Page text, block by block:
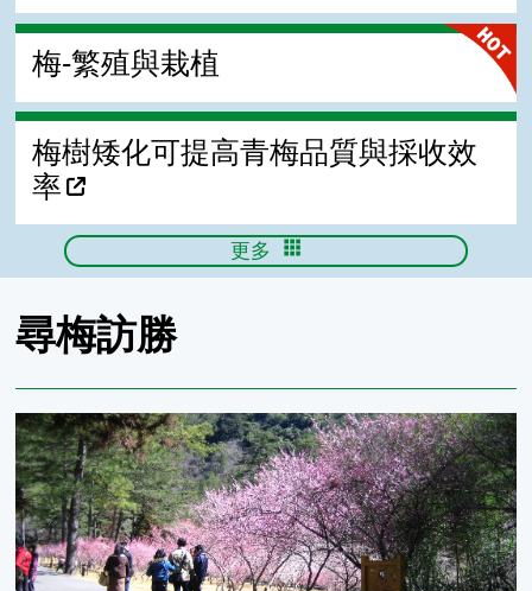
梅-繁殖與栽植
梅樹矮化可提高青梅品質與採收效
率
更多
尋梅訪勝
全台賞梅趴趴走-東部